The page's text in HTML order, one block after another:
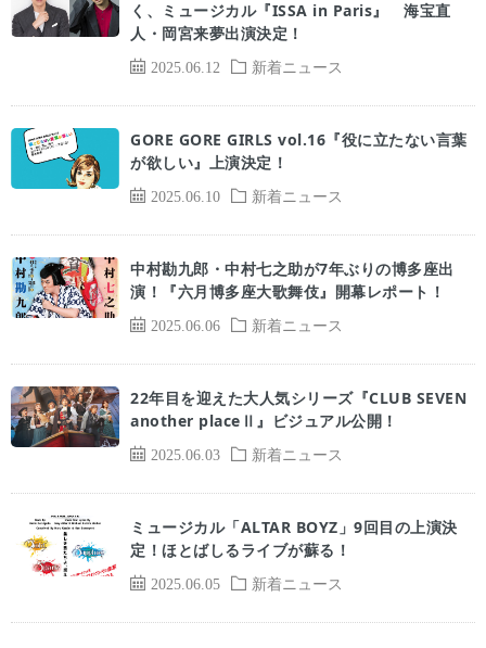
2025.06.12 新着ニュース
く、ミュージカル『ISSA in Paris』 海宝直
人・岡宮来夢出演決定！
2025.06.10 新着ニュース
GORE GORE GIRLS vol.16『役に立たない言葉
が欲しい』上演決定！
2025.06.06 新着ニュース
中村勘九郎・中村七之助が7年ぶりの博多座出
演！『六月博多座大歌舞伎』開幕レポート！
2025.06.03 新着ニュース
22年目を迎えた大人気シリーズ『CLUB SEVEN
another placeⅡ』ビジュアル公開！
2025.06.05 新着ニュース
ミュージカル「ALTAR BOYZ」9回目の上演決
定！ほとばしるライブが蘇る！